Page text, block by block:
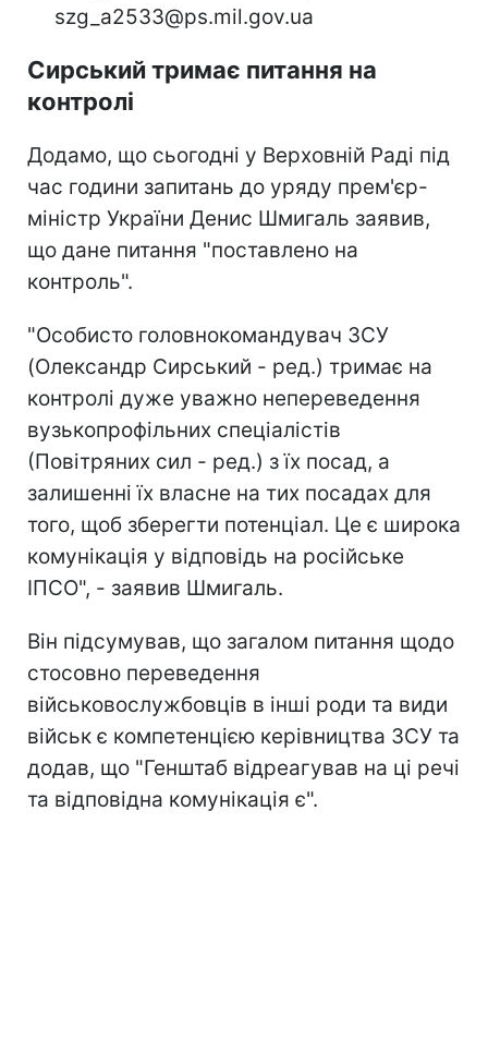
szg_a2533@ps.mil.gov.ua
Сирський тримає питання на
контролі
Додамо, що сьогодні у Верховній Раді під
час години запитань до уряду прем'єр-
міністр України Денис Шмигаль заявив,
що дане питання "поставлено на
контроль".
"Особисто головнокомандувач ЗСУ
(Олександр Сирський - ред.) тримає на
контролі дуже уважно непереведення
вузькопрофільних спеціалістів
(Повітряних сил - ред.) з їх посад, а
залишенні їх власне на тих посадах для
того, щоб зберегти потенціал. Це є широка
комунікація у відповідь на російське
ІПСО", - заявив Шмигаль.
Він підсумував, що загалом питання щодо
стосовно переведення
військовослужбовців в інші роди та види
військ є компетенцією керівництва ЗСУ та
додав, що "Генштаб відреагував на ці речі
та відповідна комунікація є".